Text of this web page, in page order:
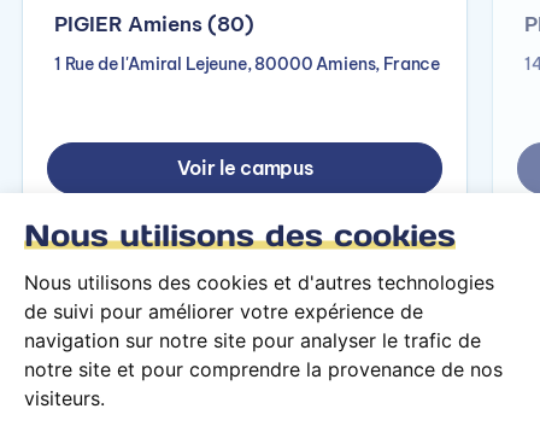
Nous utilisons des cookies
Nous utilisons des cookies et d'autres technologies
de suivi pour améliorer votre expérience de
navigation sur notre site pour analyser le trafic de
notre site et pour comprendre la provenance de nos
visiteurs.
PIGIER Amiens (80)
1 Rue de l'Amiral Lejeune, 80000 Amiens, France
Voir le campus
Conditions générales d’utilisation